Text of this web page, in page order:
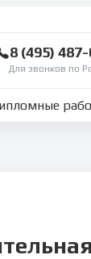
8 (495)
Для звонков по